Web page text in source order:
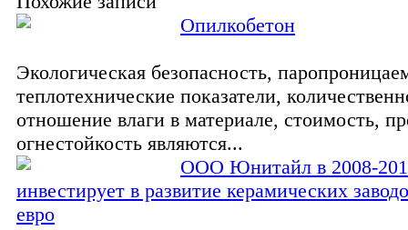
Опилкобетон
Экологическая безопасность,
теплотехнические показатели,
отношение влаги в материале, стоимость,
огнестойкость являются...
ООО Юнитайл в 2008-
инвестирует в развитие керамических
евро